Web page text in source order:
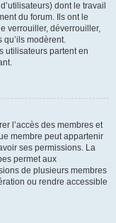
dont le travail
du forum. Ils ont le
verrouiller, déverrouiller,
modèrent.
utilisateurs partent en
l’accès des membres et
membre peut appartenir
ses permissions. La
permet aux
de plusieurs membres
ou rendre accessible